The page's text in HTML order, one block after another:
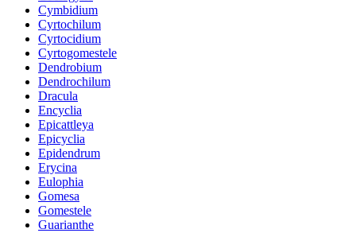
Cymbidium
Cyrtochilum
Cyrtocidium
Cyrtogomestele
Dendrobium
Dendrochilum
Dracula
Encyclia
Epicattleya
Epicyclia
Epidendrum
Erycina
Eulophia
Gomesa
Gomestele
Guarianthe